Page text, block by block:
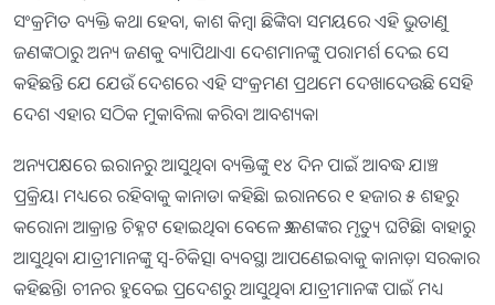
ସଂକ୍ରମିତ ବ୍ୟକ୍ତି କଥା ହେବା, କାଶ କିମ୍ବା ଛିଙ୍କିବା ସମୟରେ ଏହି ଭୁତାଣୁ
ଜଣଙ୍କଠାରୁ ଅନ୍ୟ ଜଣକୁ ବ୍ୟାପିଥାଏ। ଦେଶମାନଙ୍କୁ ପରାମର୍ଶ ଦେଇ ସେ
କହିଛନ୍ତି ଯେ ଯେଉଁ ଦେଶରେ ଏହି ସଂକ୍ରମଣ ପ୍ରଥମେ ଦେଖାଦେଉଛି ସେହି
ଦେଶ ଏହାର ସଠିକ ମୁକାବିଲା କରିବା ଆବଶ୍ୟକ।
ଅନ୍ୟପକ୍ଷରେ ଇରାନରୁ ଆସୁଥିବା ବ୍ୟକ୍ତିଙ୍କୁ ୧୪ ଦିନ ପାଇଁ ଆବଦ୍ଧ ଯାଞ୍ଚ
ପ୍ରକ୍ରିୟା ମଧ୍ୟରେ ରହିବାକୁ କାନାଡା କହିଛି। ଇରାନରେ ୧ ହଜାର ୫ ଶହରୁ
କରୋନା ଆକ୍ରାନ୍ତ ଚିହ୍ନଟ ହୋଇଥିବା ବେଳେ ୬୬ ଜଣଙ୍କର ମୃତ୍ୟୁ ଘଟିଛି। ବାହାରୁ
ଆସୁଥିବା ଯାତ୍ରୀମାନଙ୍କୁ ସ୍ଵ-ଚିକିତ୍ସା ବ୍ୟବସ୍ଥା ଆପଣେଇବାକୁ କାନାଡ଼ା ସରକାର
କହିଛନ୍ତି। ଚୀନର ହୁବେଇ ପ୍ରଦେଶରୁ ଆସୁଥିବା ଯାତ୍ରୀମାନଙ୍କ ପାଇଁ ମଧ୍ୟ